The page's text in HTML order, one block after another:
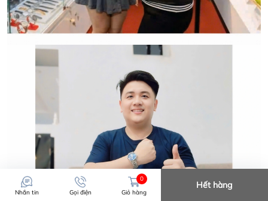
Nhắn tin Gọi điện
0
Giỏ hàng
Hết hàng